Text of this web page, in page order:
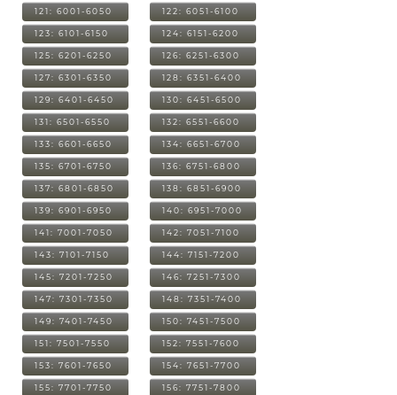
121: 6001-6050 122: 6051-6100
123: 6101-6150 124: 6151-6200
125: 6201-6250 126: 6251-6300
127: 6301-6350 128: 6351-6400
129: 6401-6450 130: 6451-6500
131: 6501-6550 132: 6551-6600
133: 6601-6650 134: 6651-6700
135: 6701-6750 136: 6751-6800
137: 6801-6850 138: 6851-6900
139: 6901-6950 140: 6951-7000
141: 7001-7050 142: 7051-7100
143: 7101-7150 144: 7151-7200
145: 7201-7250 146: 7251-7300
147: 7301-7350 148: 7351-7400
149: 7401-7450 150: 7451-7500
151: 7501-7550 152: 7551-7600
153: 7601-7650 154: 7651-7700
155: 7701-7750 156: 7751-7800